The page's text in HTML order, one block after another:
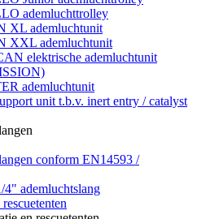
ademluchttrolley
XL ademluchtunit
XXL ademluchtunit
elektrische ademluchtunit
ademluchtunit
unit t.b.v. inert entry / catalyst
conform EN14593 /
4" ademluchtslang